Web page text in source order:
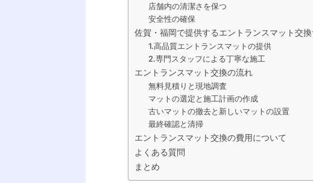
店舗内の清潔さを保つ
安全性の確保
佐賀・福岡で提供するエントランスマット交
1.高品質エントランスマットの提供
2.専門スタッフによる丁寧な施工
エントランスマット交換の流れ
無料見積りと現地調査
マットの選定と施工計画の作成
古いマットの撤去と新しいマットの設置
最終確認と清掃
エントランスマット交換の費用について
よくある質問
まとめ